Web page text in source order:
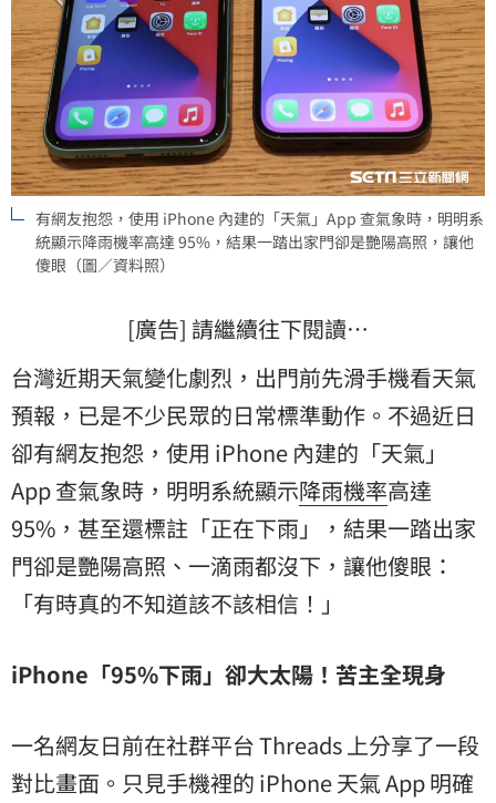
有網友抱怨，使用 iPhone 內建的「天氣」App 查氣象時，明明系
統顯示降雨機率高達 95%，結果一踏出家門卻是艷陽高照，讓他
傻眼（圖／資料照）
[廣告] 請繼續往下閱讀…
台灣近期天氣變化劇烈，出門前先滑手機看天氣
預報 ，已是不少民眾的日常標準動作。不過近日
卻有網友抱怨，使用 iPhone 內建的「天氣」
App 查氣象時，明明系統顯示降雨機率高達
95%，甚至還標註「正在下雨」，結果一踏出家
門卻是艷陽高照、一滴雨都沒下，讓他傻眼：
「有時真的不知道該不該相信！」
iPhone「95%下雨」卻大太陽！苦主全現身
一名網友日前在社群平台 Threads 上分享了一段
對比畫面。只見手機裡的 iPhone 天氣 App 明確